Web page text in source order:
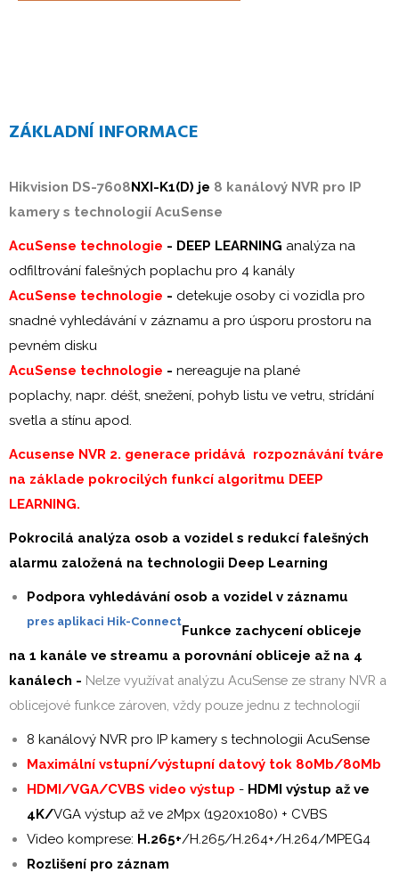
ZÁKLADNÍ INFORMACE
Hikvision DS-7608NXI-K1(D) je 8 kanálový NVR pro IP
kamery s technologií AcuSense
AcuSense technologie - DEEP LEARNING analýza na
odfiltrování falešných poplachu pro 4 kanály
AcuSense technologie - detekuje osoby ci vozidla pro
snadné vyhledávání v záznamu a pro úsporu prostoru na
pevném disku
AcuSense technologie - nereaguje na plané
poplachy, napr. déšt, snežení, pohyb listu ve vetru, strídání
svetla a stínu apod.
Acusense NVR 2. generace pridává rozpoznávání tváre
na základe pokrocilých funkcí algoritmu DEEP
LEARNING.
Pokrocilá analýza osob a vozidel s redukcí falešných
alarmu založená na technologii Deep Learning
Podpora vyhledávání osob a vozidel v záznamu
pres aplikaci Hik-Connect
Funkce zachycení obliceje
na 1 kanále ve streamu a porovnání obliceje až na 4
kanálech - Nelze využívat analýzu AcuSense ze strany NVR a
oblicejové funkce zároven, vždy pouze jednu z technologií
8 kanálový NVR pro IP kamery s technologii AcuSense
Maximální vstupní/výstupní datový tok 80Mb/80Mb
HDMI/VGA/CVBS video výstup - HDMI výstup až ve
4K/VGA výstup až ve 2Mpx (1920x1080) + CVBS
Video komprese: H.265+/H.265/H.264+/H.264/MPEG4
Rozlišení pro záznam